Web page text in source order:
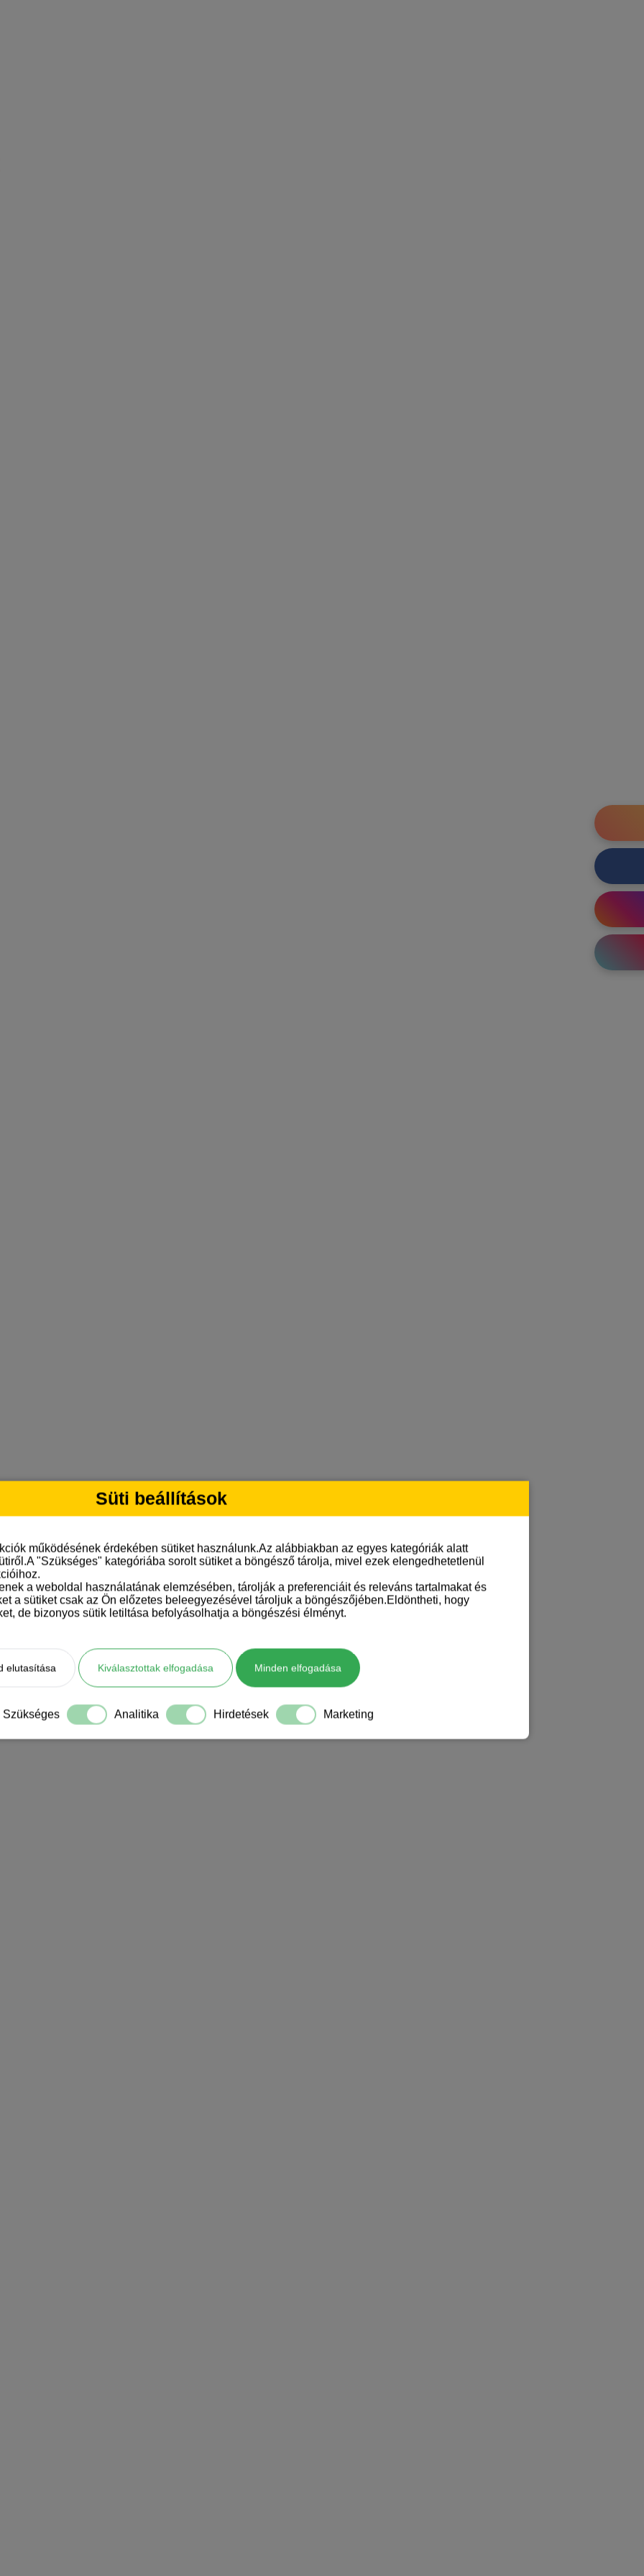
Süti beállítások
működésének érdekében sütiket használunk.Az alábbiakban az egyes kategóriák alatt
"Szükséges" kategóriába sorolt sütiket a böngésző tárolja, mivel ezek elengedhetetlenül
a weboldal használatának elemzésében, tárolják a preferenciáit és releváns tartalmakat és
a sütiket csak az Ön előzetes beleegyezésével tároljuk a böngészőjében.Eldöntheti, hogy
de bizonyos sütik letiltása befolyásolhatja a böngészési élményt.
elutasítása Kiválasztottak elfogadása Minden elfogadása
Szükséges Analitika Hirdetések Marketing